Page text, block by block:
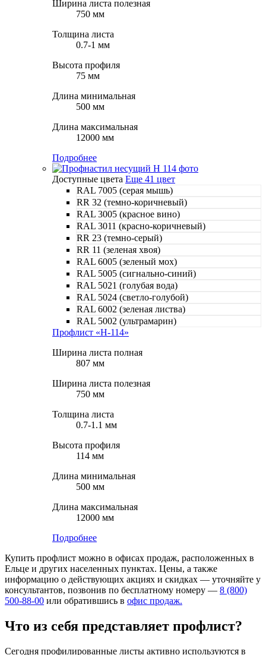
Ширина листа полезная
750 мм
Толщина листа
0.7-1 мм
Высота профиля
75 мм
Длина минимальная
500 мм
Длина максимальная
12000 мм
Подробнее
Доступные цвета Еще 41 цвет
RAL 7005 (серая мышь)
RR 32 (темно-коричневый)
RAL 3005 (красное вино)
RAL 3011 (красно-коричневый)
RR 23 (темно-серый)
RR 11 (зеленая хвоя)
RAL 6005 (зеленый мох)
RAL 5005 (сигнально-синий)
RAL 5021 (голубая вода)
RAL 5024 (светло-голубой)
RAL 6002 (зеленая листва)
RAL 5002 (ультрамарин)
Профлист «Н-114»
Ширина листа полная
807 мм
Ширина листа полезная
750 мм
Толщина листа
0.7-1.1 мм
Высота профиля
114 мм
Длина минимальная
500 мм
Длина максимальная
12000 мм
Подробнее
Купить профлист можно в офисах продаж, расположенных в
Ельце и других населенных пунктах. Цены, а также
информацию о действующих акциях и скидках — уточняйте у
консультантов, позвонив по бесплатному номеру — 8 (800)
500-88-00 или обратившись в офис продаж.
Что из себя представляет профлист?
Сегодня профилированные листы активно используются в